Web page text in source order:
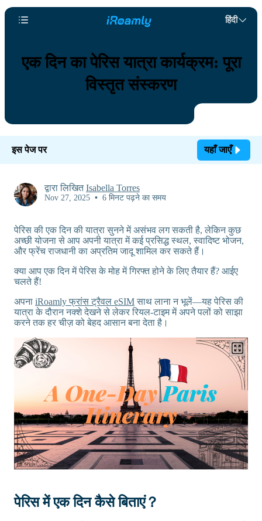
हिंदी
एक दिन का पेरिस यात्रा कार्यक्रम: पूरा
विस्तृत संस्करण
इस पेज पर यहाँ जाएँ
द्वारा लिखितIsabella Torres
Nov 27, 2025 • 6 मिनट पढ़ने का समय
पेरिस की एक दिन की यात्रा सुनने में असंभव लग सकती है, लेकिन कुछ
अच्छी योजना से आप अपनी यात्रा में कई प्रसिद्ध स्थल, स्वादिष्ट भोजन,
और फ्रेंच राजधानी का अप्रतिम जादू शामिल कर सकते हैं।
क्या आप एक दिन में पेरिस के मोह में गिरफ्त होने के लिए तैयार हैं? आईए
चलते हैं!
अपना iRoamly फ्रांस ट्रैवल eSIMसाथ लाना न भूलें—यह पेरिस की
यात्रा के दौरान नक्शे देखने से लेकर रियल-टाइम में अपने पलों को साझा
करने तक हर चीज़ को बेहद आसान बना देता है।
पेरिस में एक दिन कैसे बिताएं？